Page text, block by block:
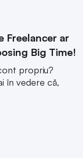
Freelancer ar
Big Time!
propriu?
în vedere că,